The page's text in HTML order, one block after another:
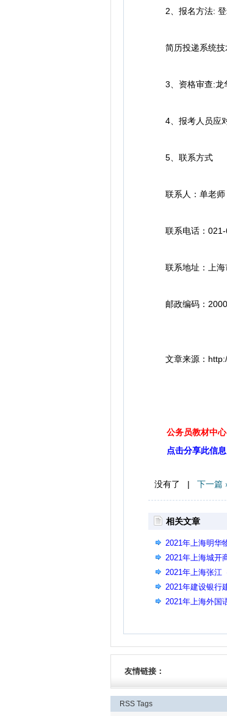
2、报名方法: 登
简历投递系统技
3、资格审查:龙华
4、报考人员应对
5、联系方式
联系人：单老师
联系电话：021-
联系地址：上海
邮政编码：
文章来源：http://
公务员教材中
点击分享此信息
没有了 | 下一篇
相关文章
2021年上海明华
2021年上海城开
2021年上海张江
2021年建设银行
2021年上海外国
友情链接：
RSS Tags